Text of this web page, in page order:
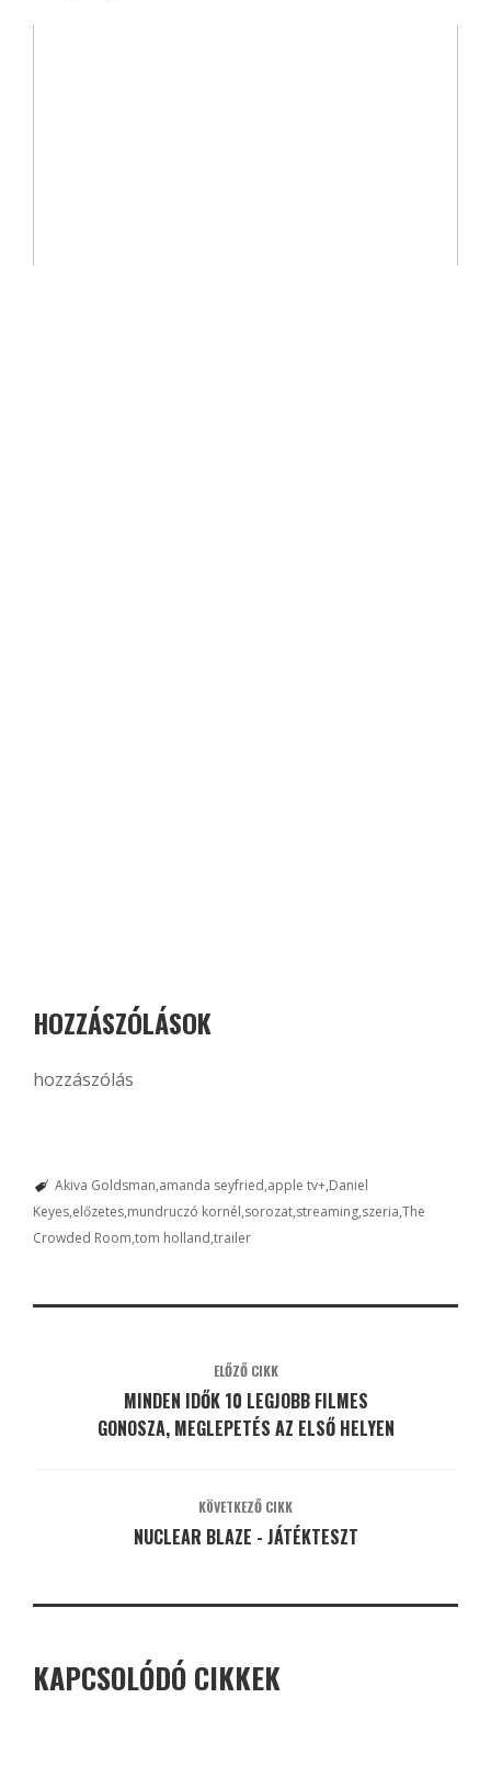
HOZZÁSZÓLÁSOK
hozzászólás
Akiva Goldsman amanda seyfried apple tv+ Daniel
Keyes előzetes mundruczó kornél sorozat streaming szeria The
Crowded Room tom holland trailer
ELŐZŐ CIKK
MINDEN IDŐK 10 LEGJOBB FILMES
GONOSZA, MEGLEPETÉS AZ ELSŐ HELYEN
KÖVETKEZŐ CIKK
NUCLEAR BLAZE - JÁTÉKTESZT
KAPCSOLÓDÓ CIKKEK